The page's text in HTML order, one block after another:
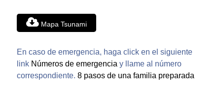
Mapa Tsunami
En caso de emergencia, haga click en el siguiente
link Números de emergencia y llame al número
correspondiente. 8 pasos de una familia preparada